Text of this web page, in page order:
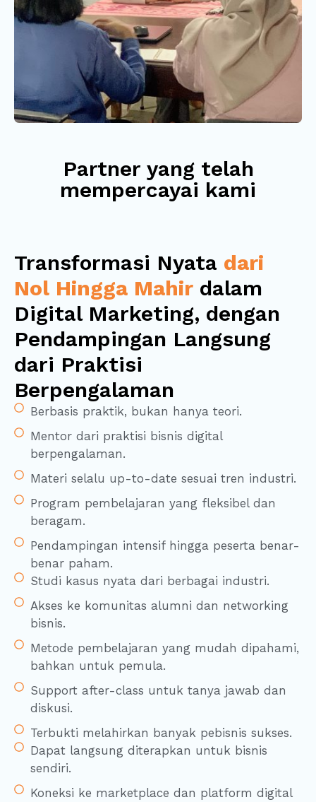
Partner yang telah
mempercayai kami
Transformasi Nyata dari
Nol Hingga Mahir dalam
Digital Marketing, dengan
Pendampingan Langsung
dari Praktisi
Berpengalaman
Berbasis praktik, bukan hanya teori.
Mentor dari praktisi bisnis digital
berpengalaman.
Materi selalu up-to-date sesuai tren industri.
Program pembelajaran yang fleksibel dan
beragam.
Pendampingan intensif hingga peserta benar-
benar paham.
Studi kasus nyata dari berbagai industri.
Akses ke komunitas alumni dan networking
bisnis.
Metode pembelajaran yang mudah dipahami,
bahkan untuk pemula.
Support after-class untuk tanya jawab dan
diskusi.
Terbukti melahirkan banyak pebisnis sukses.
Dapat langsung diterapkan untuk bisnis
sendiri.
Koneksi ke marketplace dan platform digital